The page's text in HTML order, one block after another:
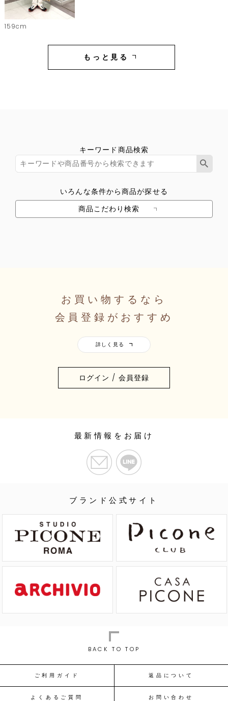
159cm
もっと見る
キーワード商品検索
いろんな条件から商品が探せる
商品こだわり検索
お買い物するなら
会員登録がおすすめ
ログイン / 会員登録
ブランド公式サイト
最新情報をお届け
BACK TO TOP
ご利用ガイド 返品について
よくあるご質問 お問い合わせ